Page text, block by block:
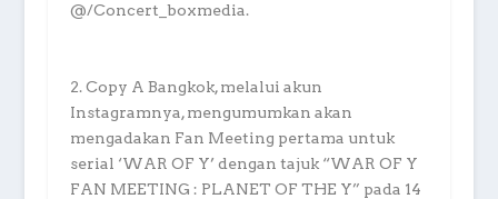
@/Concert_boxmedia.
2. Copy A Bangkok, melalui akun
Instagramnya, mengumumkan akan
mengadakan Fan Meeting pertama untuk
serial ‘WAR OF Y’ dengan tajuk “WAR OF Y
FAN MEETING : PLANET OF THE Y” pada 14